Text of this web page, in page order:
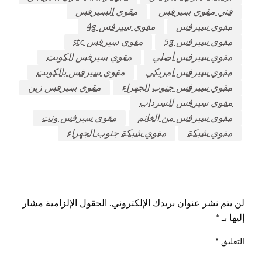
فني مقوي سيرفس
مقوي السيرفس
مقوي سيرفس
مقوي سيرفس 4g
مقوي سيرفس 5g
مقوي سيرفس stc
مقوي سيرفس أصلي
مقوي سيرفس الكويت
مقوي سيرفس امريكي
مقوي سيرفس بالكويت
مقوي سيرفس جنوب الجهراء
مقوي سيرفس زين
مقوي سيرفس للسرداب
مقوي سيرفس من الغانم
مقوي سيرفس ونت
مقوي شبكة
مقوي شبكة جنوب الجهراء
لن يتم نشر عنوان بريدك الإلكتروني.
الحقول الإلزامية مشار
إليها بـ *
التعليق *